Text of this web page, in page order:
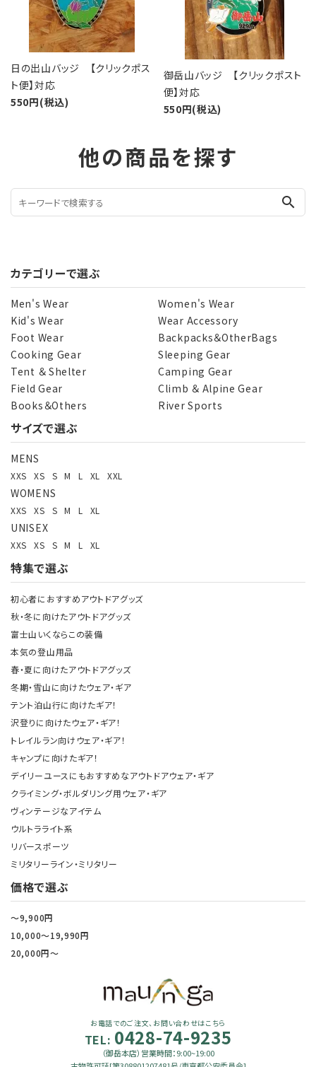
日の出山バッジ 【クリックポス
ト便】対応
550円(税込)
御岳山バッジ 【クリックポスト
便】対応
550円(税込)
他の商品を探す
search
カテゴリーで選ぶ
Men's Wear
Women's Wear
Kid's Wear
Wear Accessory
Foot Wear
Backpacks＆OtherBags
Cooking Gear
Sleeping Gear
Tent ＆ Shelter
Camping Gear
Field Gear
Climb ＆ Alpine Gear
Books＆Others
River Sports
サイズで選ぶ
MENS
XXS XS S M L XL XXL
WOMENS
XXS XS S M L XL
UNISEX
XXS XS S M L XL
特集で選ぶ
初心者におすすめアウトドアグッズ
秋・冬に向けたアウトドアグッズ
富士山いくならこの装備
本気の登山用品
春・夏に向けたアウトドアグッズ
冬期・雪山に向けたウェア・ギア
テント泊山行に向けたギア！
沢登りに向けたウェア・ギア！
トレイルラン向けウェア・ギア！
キャンプに向けたギア！
デイリーユースにもおすすめなアウトドアウェア・ギア
クライミング・ボルダリング用ウェア・ギア
ヴィンテージなアイテム
ウルトラライト系
リバースポーツ
ミリタリーライン・ミリタリー
価格で選ぶ
～9,900円
10,000～19,990円
20,000円～
お電話でのご注文、お問い合わせはこちら
TEL: 0428-74-9235
（御岳本店）営業時間：9:00~19:00